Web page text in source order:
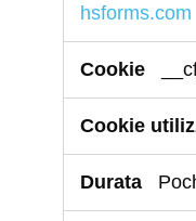
hsforms.com